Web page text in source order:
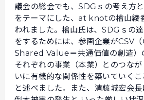
議会の総会でも、SDGｓの考え方
をテーマにした、at knotの檜山綾
われました。檜山氏は、SDGｓの
をするためには、参画企業がCSV
Shared Value＝共通価値の創造）
それぞれの事業（本業）とのつな
いに有機的な関係性を築いていく
と述べました。また、清藤城宏会